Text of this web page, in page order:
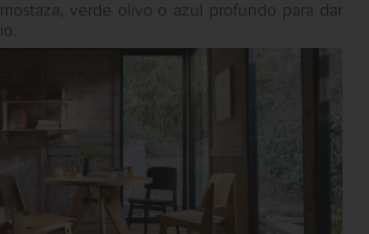
verde olivo o azul profundo para dar